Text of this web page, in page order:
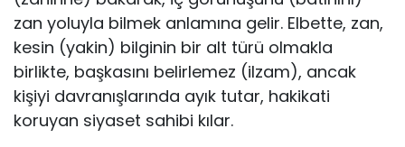
zan yoluyla bilmek anlamına gelir. Elbette, zan,
kesin (yakin) bilginin bir alt türü olmakla
birlikte, başkasını belirlemez (ilzam), ancak
kişiyi davranışlarında ayık tutar, hakikati
koruyan siyaset sahibi kılar.